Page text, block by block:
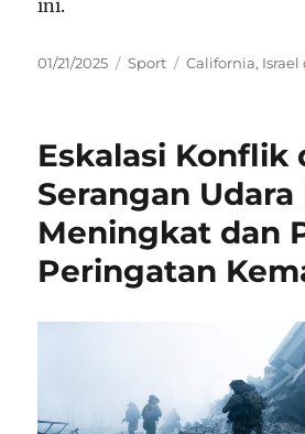
ini.
Posted
01/21/2025 Categories
Sport Tags
California,
Eskalasi Konflik
Serangan Udara
Meningkat dan
Peringatan